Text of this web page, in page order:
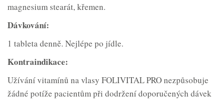
magnesium stearát, křemen.
Dávkování:
1 tableta denně. Nejlépe po jídle.
Kontraindikace:
Užívání vitamínů na vlasy FOLIVITAL PRO nezpůsobuje
žádné potíže pacientům při dodržení doporučených dávek